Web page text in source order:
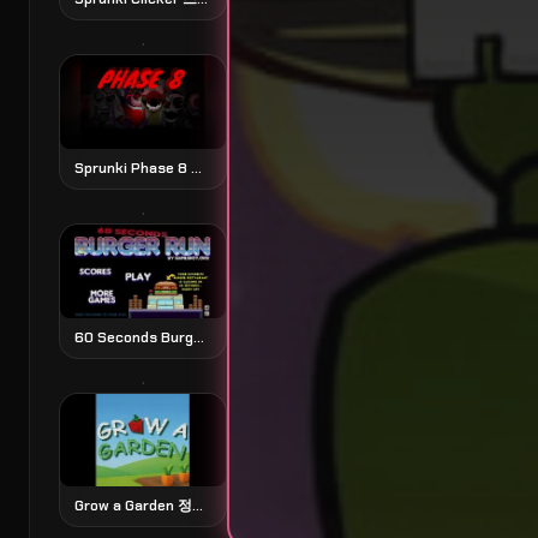
Sprunki Phase 8 스프룽키 페이즈 8
60 Seconds Burger Run 60초 버거 런
Grow a Garden 정원 가꾸기 시뮬레이션